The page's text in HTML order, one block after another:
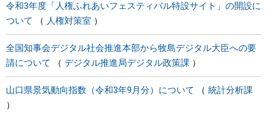
令和3年度「人権ふれあいフェスティバル特設サイト」の開設に
ついて
人権対策室
全国知事会デジタル社会推進本部から牧島デジタル大臣への要
請について
デジタル推進局デジタル政策課
山口県景気動向指数（令和3年9月分）について 統計分析課